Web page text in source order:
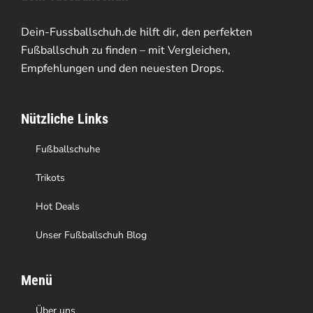
werden
Die
Optionen
können
der
Produktseite
gewählt
werden
Dein-Fussballschuh.de hilft dir, den perfekten
Fußballschuh zu finden – mit Vergleichen,
Empfehlungen und den neuesten Drops.
Nützliche Links
Fußballschuhe
Trikots
Hot Deals
Unser Fußballschuh Blog
Menü